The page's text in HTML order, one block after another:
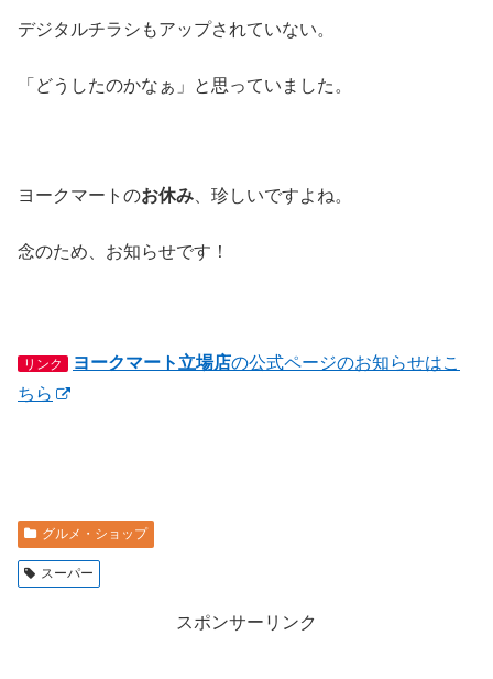
デジタルチラシもアップされていない。
「どうしたのかなぁ」と思っていました。
ヨークマートのお休み、珍しいですよね。
念のため、お知らせです！
リンク ヨークマート立場店の公式ページのお知らせはこ
ちら
グルメ・ショップ
スーパー
スポンサーリンク